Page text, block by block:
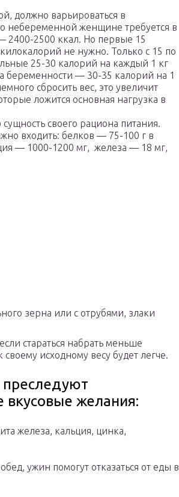
должно варьироваться в
небеременной женщине требуется в
2400-2500 ккал. Но первые 15
не нужно. Только с 15 по
25-30 калорий на каждый 1 кг
беременности — 30-35 калорий на 1
сбросить вес, это увеличит
ложится основная нагрузка в
своего рациона питания.
входить: белков — 75-100 г в
— 1000-1200 мг, железа — 18 мг,
зерна или с отрубями, злаки
стараться набрать меньше
исходному весу будет легче.
преследуют
желания:
железа, кальция, цинка,
ужин помогут отказаться от еды в